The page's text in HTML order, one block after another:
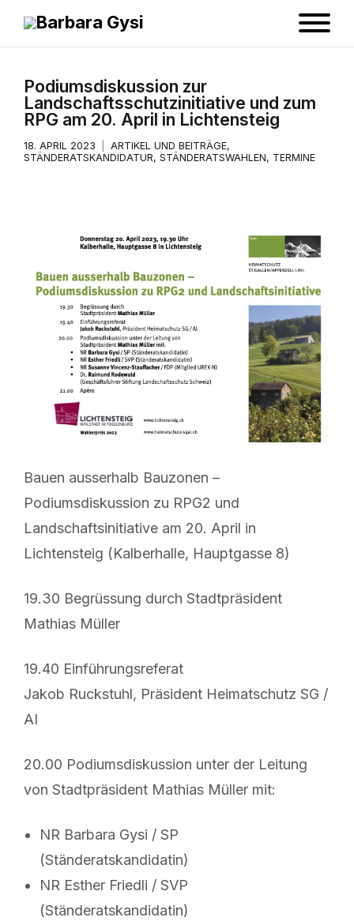
Podiumsdiskussion zur
Landschaftsschutzinitiative und zum
RPG am 20. April in Lichtensteig
18. APRIL 2023 ARTIKEL UND BEITRÄGE,
STÄNDERATSKANDIDATUR, STÄNDERATSWAHLEN, TERMINE
Bauen ausserhalb Bauzonen –
Podiumsdiskussion zu RPG2 und
Landschaftsinitiative am 20. April in
Lichtensteig (Kalberhalle, Hauptgasse 8)
19.30 Begrüssung durch Stadtpräsident
Mathias Müller
19.40 Einführungsreferat
Jakob Ruckstuhl, Präsident Heimatschutz SG /
AI
20.00 Podiumsdiskussion unter der Leitung
von Stadtpräsident Mathias Müller mit:
NR Barbara Gysi / SP
(Ständeratskandidatin)
NR Esther Friedli / SVP
(Ständeratskandidatin)